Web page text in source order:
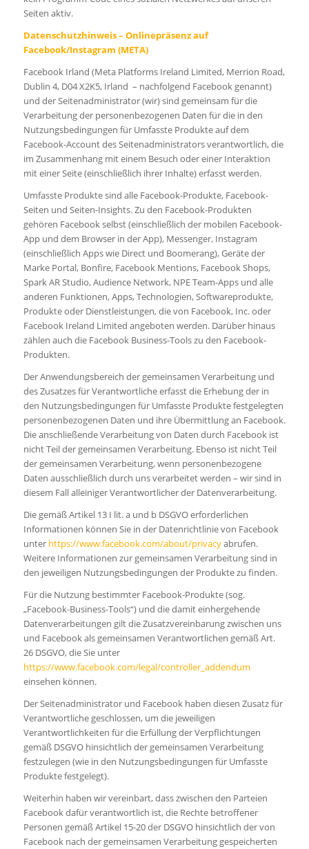
Seiten aktiv.
Datenschutzhinweis – Onlinepräsenz auf
Facebook/Instagram (META)
Facebook Irland (Meta Platforms Ireland Limited, Merrion Road,
Dublin 4, D04 X2K5, Irland – nachfolgend Facebook genannt)
und der Seitenadministrator (wir) sind gemeinsam für die
Verarbeitung der personenbezogenen Daten für die in den
Nutzungsbedingungen für Umfasste Produkte auf dem
Facebook-Account des Seitenadministrators verantwortlich, die
im Zusammenhang mit einem Besuch oder einer Interaktion
mit einer Seite (einschließlich ihrer Inhalte) erfasst werden.
Umfasste Produkte sind alle Facebook-Produkte, Facebook-
Seiten und Seiten-Insights. Zu den Facebook-Produkten
gehören Facebook selbst (einschließlich der mobilen Facebook-
App und dem Browser in der App), Messenger, Instagram
(einschließlich Apps wie Direct und Boomerang), Geräte der
Marke Portal, Bonfire, Facebook Mentions, Facebook Shops,
Spark AR Studio, Audience Network, NPE Team-Apps und alle
anderen Funktionen, Apps, Technologien, Softwareprodukte,
Produkte oder Dienstleistungen, die von Facebook, Inc. oder
Facebook Ireland Limited angeboten werden. Darüber hinaus
zählen auch die Facebook Business-Tools zu den Facebook-
Produkten.
Der Anwendungsbereich der gemeinsamen Verarbeitung und
des Zusatzes für Verantwortliche erfasst die Erhebung der in
den Nutzungsbedingungen für Umfasste Produkte festgelegten
personenbezogenen Daten und ihre Übermittlung an Facebook.
Die anschließende Verarbeitung von Daten durch Facebook ist
nicht Teil der gemeinsamen Verarbeitung. Ebenso ist nicht Teil
der gemeinsamen Verarbeitung, wenn personenbezogene
Daten ausschließlich durch uns verarbeitet werden – wir sind in
diesem Fall alleiniger Verantwortlicher der Datenverarbeitung.
Die gemäß Artikel 13 I lit. a und b DSGVO erforderlichen
Informationen können Sie in der Datenrichtlinie von Facebook
unter https://www.facebook.com/about/privacyabrufen.
Weitere Informationen zur gemeinsamen Verarbeitung sind in
den jeweiligen Nutzungsbedingungen der Produkte zu finden.
Für die Nutzung bestimmter Facebook-Produkte (sog.
„Facebook-Business-Tools“) und die damit einhergehende
Datenverarbeitungen gilt die Zusatzvereinbarung zwischen uns
und Facebook als gemeinsamen Verantwortlichen gemäß Art.
26 DSGVO, die Sie unter
https://www.facebook.com/legal/controller_addendum
einsehen können.
Der Seitenadministrator und Facebook haben diesen Zusatz für
Verantwortliche geschlossen, um die jeweiligen
Verantwortlichkeiten für die Erfüllung der Verpflichtungen
gemäß DSGVO hinsichtlich der gemeinsamen Verarbeitung
festzulegen (wie in den Nutzungsbedingungen für Umfasste
Produkte festgelegt).
Weiterhin haben wir vereinbart, dass zwischen den Parteien
Facebook dafür verantwortlich ist, die Rechte betroffener
Personen gemäß Artikel 15-20 der DSGVO hinsichtlich der von
Facebook nach der gemeinsamen Verarbeitung gespeicherten